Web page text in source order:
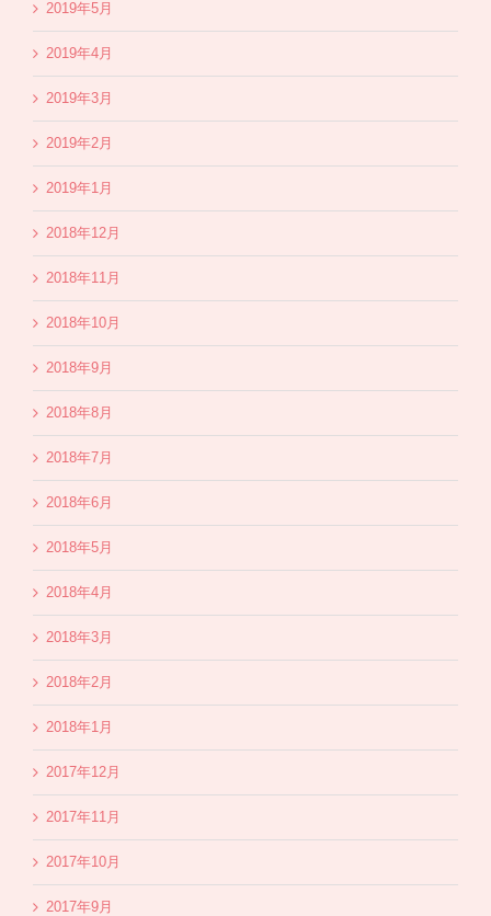
2019年5月
2019年4月
2019年3月
2019年2月
2019年1月
2018年12月
2018年11月
2018年10月
2018年9月
2018年8月
2018年7月
2018年6月
2018年5月
2018年4月
2018年3月
2018年2月
2018年1月
2017年12月
2017年11月
2017年10月
2017年9月